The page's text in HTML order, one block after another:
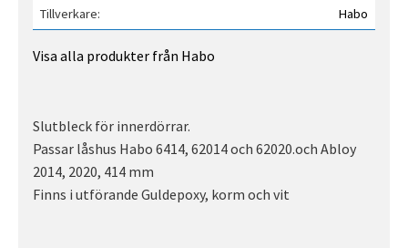
Tillverkare
Habo
Visa alla produkter från Habo
Slutbleck för innerdörrar.
Passar låshus Habo 6414, 62014 och 62020.och Abloy
2014, 2020, 414 mm
Finns i utförande Guldepoxy, korm och vit